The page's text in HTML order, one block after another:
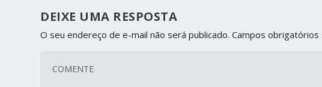
DEIXE UMA RESPOSTA
O seu endereço de e-mail não será publicado. Campos